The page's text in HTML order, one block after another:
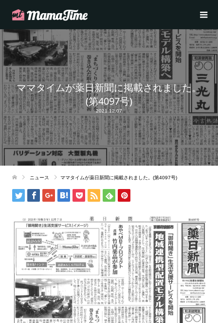
ママタイムが薬日新聞に掲載されました。
(第4097号)
2021.12.07
ニュース ママタイムが薬日新聞に掲載されました。(第4097号)